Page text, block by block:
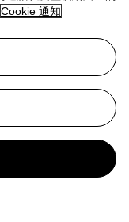
紙上作品
Cookie 通知